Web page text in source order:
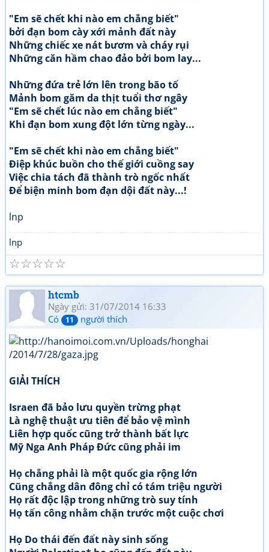
"Em sẽ chết khi nào em chẳng biết"
bởi đạn bom cày xới mảnh đất này
Những chiếc xe nát bươm và cháy rụi
Những căn hầm chao đảo bởi bom lay...
Những đứa trẻ lớn lên trong bão tố
Mảnh bom găm da thịt tuổi thơ ngây
"Em sẽ chết lúc nào em chẳng biết"
Khi đạn bom xung đột lớn từng ngày...
"Em sẽ chết khi nào em chẳng biết"
Điệp khúc buồn cho thế giới cuồng say
Việc chia tách đã thành trò ngốc nhất
Để biện minh bom đạn dội đất này...!
lnp
lnp
☆
☆
☆
☆
☆
htcmb
Ngày gửi: 31/07/2014 16:33
Có
11 người thích
GIẢI THÍCH
Israen đã bảo lưu quyền trừng phạt
Là nghệ thuật ưu tiên để bảo vệ mình
Liên hợp quốc cũng trở thành bất lực
Mỹ Nga Anh Pháp Đức cũng phải im
Họ chẳng phải là một quốc gia rộng lớn
Cũng chẳng dân đông chỉ có tám triệu người
Họ rất độc lập trong những trò suy tính
Họ tấn công nhằm chặn trước một cuộc chơi
Họ Do thái đến đất này sinh sống